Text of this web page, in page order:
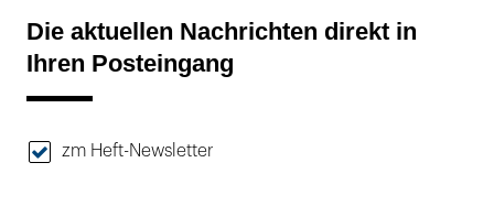
Die aktuellen Nachrichten direkt in
Ihren Posteingang
zm Heft-Newsletter